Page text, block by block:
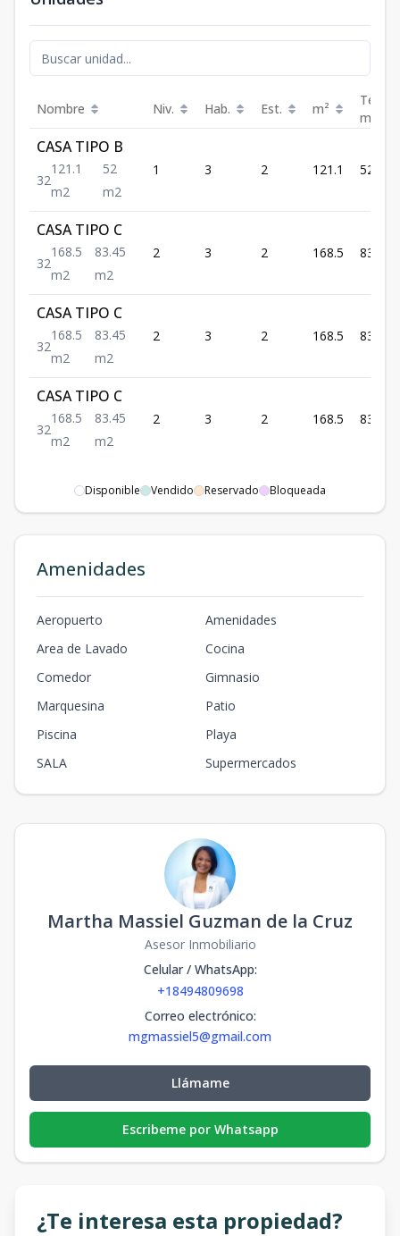
Nombre Niv. Hab. Est. m²
m²
CASA TIPO B
32
121.1
m2
52
m2
1 3 2 121.1 52
CASA TIPO C
32
168.5
m2
83.45
m2
2 3 2 168.5 83.45
CASA TIPO C
32
168.5
m2
83.45
m2
2 3 2 168.5 83.45
CASA TIPO C
32
168.5
m2
83.45
m2
2 3 2 168.5 83.45
Disponible Vendido Reservado Bloqueada
Amenidades
Aeropuerto
Amenidades
Area de Lavado
Cocina
Comedor
Gimnasio
Marquesina
Patio
Piscina
Playa
SALA
Supermercados
Martha Massiel Guzman de la Cruz
Asesor Inmobiliario
Celular / WhatsApp:
+18494809698
Correo electrónico:
mgmassiel5@gmail.com
Llámame
Escribeme por Whatsapp
¿Te interesa esta propiedad?